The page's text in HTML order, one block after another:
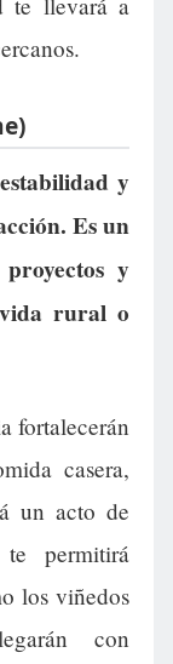
y
Es un
y
rural o
fortalecerán
casera,
un acto de
permitirá
los viñedos
con